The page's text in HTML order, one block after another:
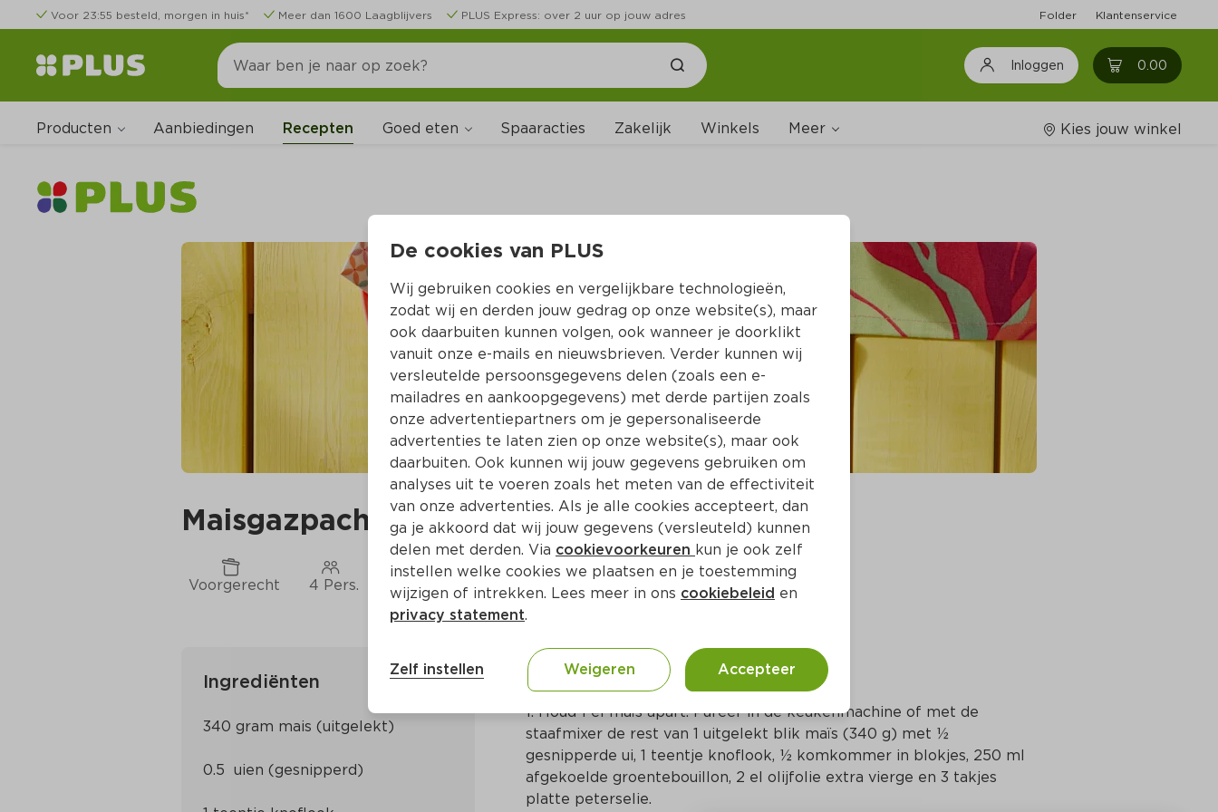
Voor 23:55 besteld, morgen in huis* Meer dan 1600 Laagblijvers PLUS Express: over 2 uur op jouw adres Folder Klantenservice
Inloggen 0.00 0
Producten Aanbiedingen Recepten Goed eten Spaaracties Zakelijk Winkels Meer
Wijnshop
Boodschappenlijstjes
Kies jouw winkel
Maisgazpacho
Voorgerecht 4 Pers. Ca. 15 Min Mediterraans
Ingrediënten
Bereidingswijze
1. Houd 1 el maïs apart. Pureer in de keukenmachine of met de
staafmixer de rest van 1 uitgelekt blik maïs (340 g) met ½
gesnipperde ui, 1 teentje knoflook, ½ komkommer in blokjes, 250 ml
afgekoelde groentebouillon, 2 el olijfolie extra vierge en 3 takjes
platte peterselie.
De cookies van PLUS
Wij gebruiken cookies en vergelijkbare technologieën,
zodat wij en derden jouw gedrag op onze website(s), maar
ook daarbuiten kunnen volgen, ook wanneer je doorklikt
vanuit onze e-mails en nieuwsbrieven. Verder kunnen wij
versleutelde persoonsgegevens delen (zoals een e-
mailadres en aankoopgegevens) met derde partijen zoals
onze advertentiepartners om je gepersonaliseerde
advertenties te laten zien op onze website(s), maar ook
daarbuiten. Ook kunnen wij jouw gegevens gebruiken om
analyses uit te voeren zoals het meten van de effectiviteit
van onze advertenties. Als je alle cookies accepteert, dan
ga je akkoord dat wij jouw gegevens (versleuteld) kunnen
delen met derden. Via cookievoorkeuren kun je ook zelf
instellen welke cookies we plaatsen en je toestemming
wijzigen of intrekken. Lees meer in ons cookiebeleid en
privacy statement.
Zelf instellen Weigeren Accepteer